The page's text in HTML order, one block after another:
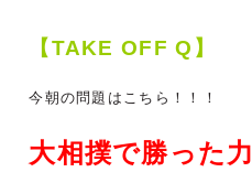
【TAKE OFF Q】
今朝の問題はこちら！！！
大相撲で勝った